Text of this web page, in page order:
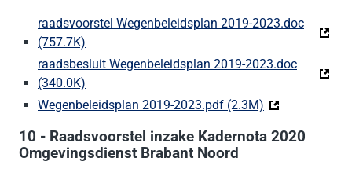
raadsvoorstel Wegenbeleidsplan 2019-2023.doc
(757.7K)
raadsbesluit Wegenbeleidsplan 2019-2023.doc
(340.0K)
Wegenbeleidsplan 2019-2023.pdf (2.3M) (Deze link
10 - Raadsvoorstel inzake Kadernota 2020
Omgevingsdienst Brabant Noord